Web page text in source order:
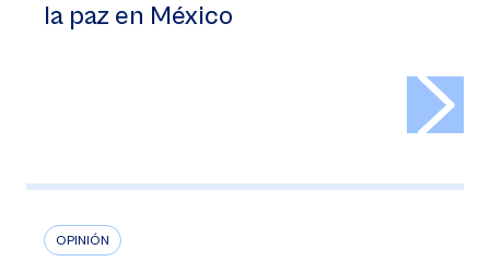
la paz en México
OPINIÓN